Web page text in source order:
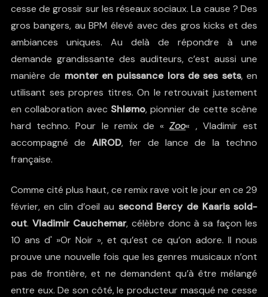
cesse de grossir sur les réseaux sociaux. La cause ? Des
gros bangers, au BPM élevé avec des gros kicks et des
ambiances uniques. Au delà de répondre à une
demande grandissante des auditeurs, c’est aussi une
manière de monter en puissance lors de ses sets, en
utilisant ses propres titres. On le retrouvait justement
en collaboration avec Shlømo, pionnier de cette scène
hard techno. Pour le remix de «Zoo« , Vladimir est
accompagné de AIROD, fer de lance de la techno
française.
Comme cité plus haut, ce remix rave voit le jour en ce 29
février, en clin d’oeil au second Bercy de Kaaris sold-
out. Vladimir Cauchemar, célèbre donc à sa façon les
10 ans d' »Or Noir », et qu’est ce qu’on adore. Il nous
prouve une nouvelle fois que les genres musicaux n’ont
pas de frontière, et ne demandent qu’à être mélangé
entre eux. De son côté, le producteur masqué ne cesse